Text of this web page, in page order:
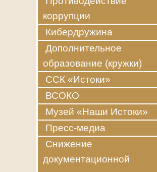
коррупции
Кибердружина
Дополнительное
образование (кружки)
ССК «Истоки»
ВСОКО
Музей «Наши Истоки»
Пресс-медиа
Снижение
документационной